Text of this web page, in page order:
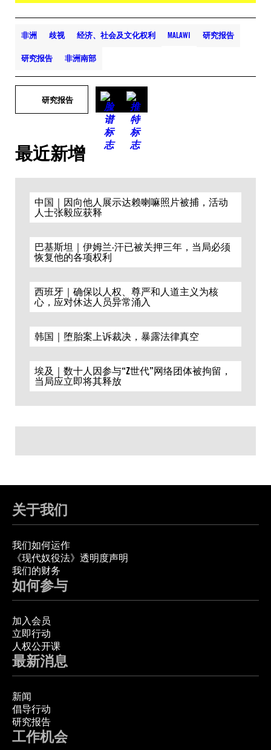
非洲 歧视 经济、社会及文化权利 MALAWI 研究报告
研究报告 非洲南部
研究报告
最近新增
中国｜因向他人展示达赖喇嘛照片被捕，活动
人士张毅应获释
巴基斯坦｜伊姆兰·汗已被关押三年，当局必须
恢复他的各项权利
西班牙｜确保以人权、尊严和人道主义为核
心，应对休达人员异常涌入
韩国｜堕胎案上诉裁决，暴露法律真空
埃及｜数十人因参与“Z世代”网络团体被拘留，
当局应立即将其释放
关于我们
我们如何运作
《现代奴役法》透明度声明
我们的财务
如何参与
加入会员
立即行动
人权公开课
最新消息
新闻
倡导行动
研究报告
工作机会